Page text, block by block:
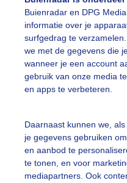
Buienradar en DPG
informatie over je
surfgedrag te
we met de gegevens die
wanneer je een account
gebruik van onze media
en apps te verbeteren.
Daarnaast kunnen we,
je gegevens gebruiken
en aanbod te
te tonen, en voor
mediapartners. Ook